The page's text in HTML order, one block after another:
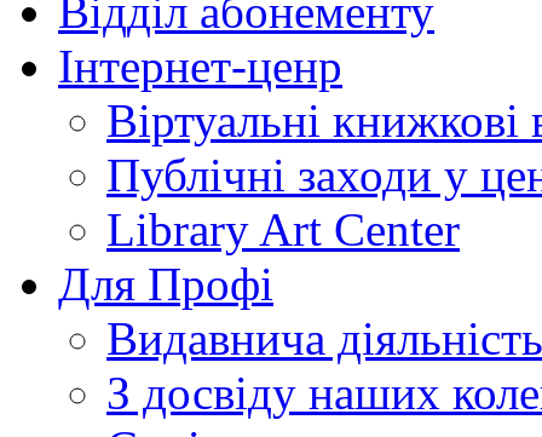
Відділ абонементу
Інтернет-ценр
Віртуальні книжкові
Публічні заходи у
Library Art Center
Для Профі
Видавнича діяльність
З досвіду наших